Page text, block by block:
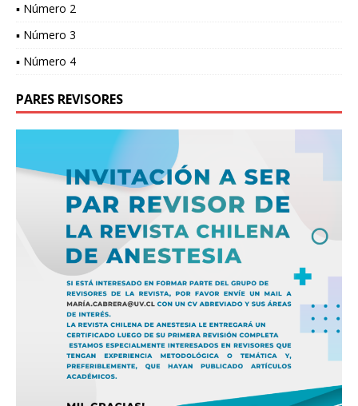
▪ Número 2
▪ Número 3
▪ Número 4
PARES REVISORES